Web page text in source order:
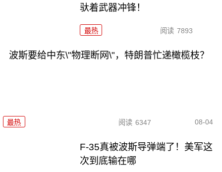
驮着武器冲锋！
最热 阅读 7893
波斯要给中东\"物理断网\"，特朗普忙递橄榄枝？
最热 阅读 6347 08-04
F-35真被波斯导弹端了！美军这
次到底输在哪